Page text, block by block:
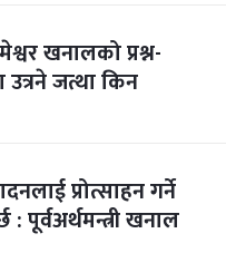
खनालको प्रश्न-
जत्था किन
प्रोत्साहन गर्ने
पूर्वअर्थमन्त्री खनाल